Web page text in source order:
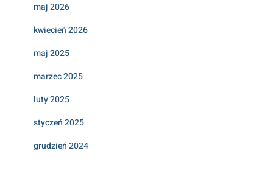
maj 2026
kwiecień 2026
maj 2025
marzec 2025
luty 2025
styczeń 2025
grudzień 2024